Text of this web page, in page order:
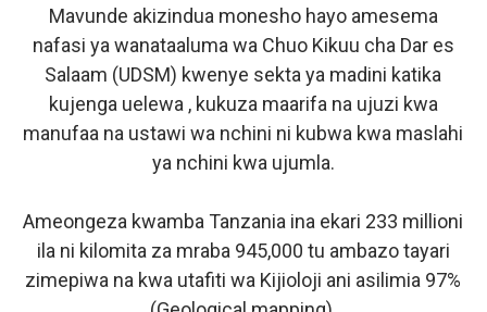
Mavunde akizindua monesho hayo amesema
nafasi ya wanataaluma wa Chuo Kikuu cha Dar es
Salaam (UDSM) kwenye sekta ya madini katika
kujenga uelewa , kukuza maarifa na ujuzi kwa
manufaa na ustawi wa nchini ni kubwa kwa maslahi
ya nchini kwa ujumla.
Ameongeza kwamba Tanzania ina ekari 233 millioni
ila ni kilomita za mraba 945,000 tu ambazo tayari
zimepiwa na kwa utafiti wa Kijioloji ani asilimia 97%